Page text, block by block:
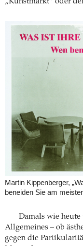
Martin Kippenberger,
beneiden Sie am
Damals wie
Allgemeines – ob
gegen die